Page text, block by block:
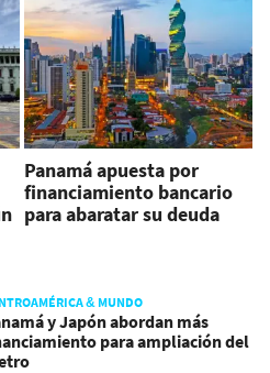
Panamá apuesta por
financiamiento bancario
para abaratar su deuda
& MUNDO
y Japón abordan más
para ampliación del